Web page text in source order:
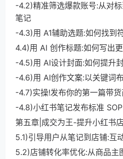
-4.2)精准筛选爆款账号:从对
笔记
-4.3)用 A1辅助选题:如何找到
4.4)用 AI 创作标题:如何写出
-4.5)用 AI设计封面:如何提升
-4.6)用 AI创作文案:以关键词
-4.7)实操!发布你的第一篇带
-4.8)小红书笔记发布标准
第五章|成交为王-提升小红书
5.1)引导用户从笔记到店铺:互
5.2)店铺转化率优化:从商品主